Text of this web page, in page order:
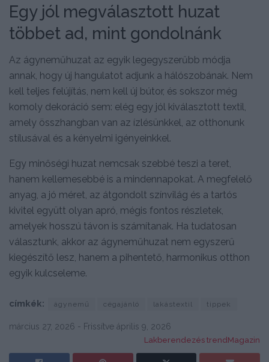
Egy jól megválasztott huzat
többet ad, mint gondolnánk
Az ágyneműhuzat az egyik legegyszerűbb módja
annak, hogy új hangulatot adjunk a hálószobának. Nem
kell teljes felújítás, nem kell új bútor, és sokszor még
komoly dekoráció sem: elég egy jól kiválasztott textil,
amely összhangban van az ízlésünkkel, az otthonunk
stílusával és a kényelmi igényeinkkel.
Egy minőségi huzat nemcsak szebbé teszi a teret,
hanem kellemesebbé is a mindennapokat. A megfelelő
anyag, a jó méret, az átgondolt színvilág és a tartós
kivitel együtt olyan apró, mégis fontos részletek,
amelyek hosszú távon is számítanak. Ha tudatosan
választunk, akkor az ágyneműhuzat nem egyszerű
kiegészítő lesz, hanem a pihentető, harmonikus otthon
egyik kulcseleme.
címkék: ágynemű cégajánló lakástextil tippek
március 27, 2026 - Frissítve április 9, 2026
Lakberendezés trendMagazin